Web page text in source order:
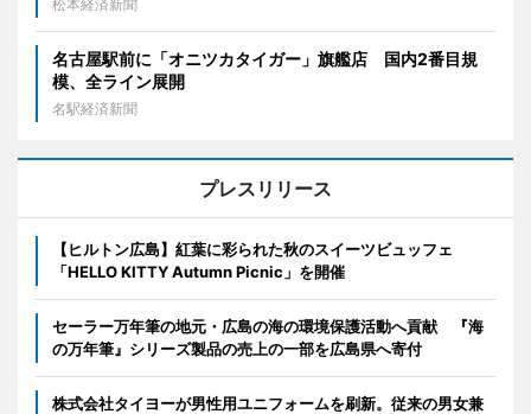
松本経済新聞
名古屋駅前に「オニツカタイガー」旗艦店 国内2番目規
模、全ライン展開
名駅経済新聞
プレスリリース
【ヒルトン広島】紅葉に彩られた秋のスイーツビュッフェ
「HELLO KITTY Autumn Picnic」を開催
セーラー万年筆の地元・広島の海の環境保護活動へ貢献 『海
の万年筆』シリーズ製品の売上の一部を広島県へ寄付
株式会社タイヨーが男性用ユニフォームを刷新。従来の男女兼